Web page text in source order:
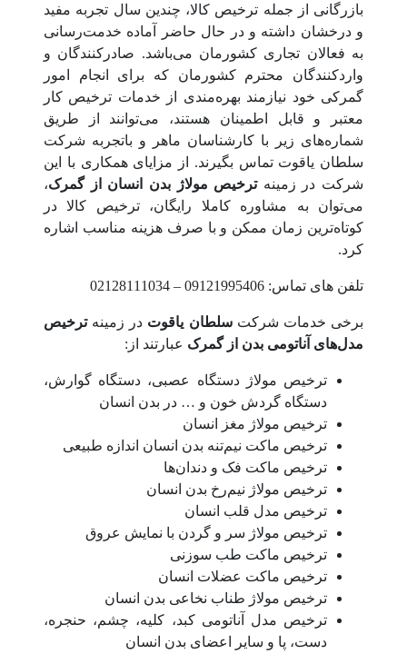
بازرگانی از جمله ترخیص کالا، چندین سال تجربه مفید
و درخشان داشته و در حال حاضر آماده خدمت‌رسانی
به فعالان تجاری کشورمان می‌باشد. صادرکنندگان و
واردکنندگان محترم کشورمان که برای انجام امور
گمرکی خود نیازمند بهره‌مندی از خدمات ترخیص کار
معتبر و قابل اطمینان هستند، می‌توانند از طریق
شماره‌های زیر با کارشناسان ماهر و باتجربه شرکت
سلطان یاقوت تماس بگیرند. از مزایای همکاری با این
شرکت در زمینهترخیص مولاژ بدن انسان از گمرک،
می‌توان به مشاوره کاملا رایگان، ترخیص کالا در
کوتاه‌ترین زمان ممکن و با صرف هزینه مناسب اشاره
کرد.
تلفن های تماس: 09121995406 – 02128111034
برخی خدمات شرکتسلطان یاقوت در زمینهترخیص
مدل‌های آناتومی بدن از گمرک عبارتند از:
ترخیص مولاژ دستگاه عصبی، دستگاه گوارش،
دستگاه گردش خون و … در بدن انسان
ترخیص مولاژ مغز انسان
ترخیص ماکت نیم‌تنه بدن انسان اندازه طبیعی
ترخیص ماکت فک و دندان‌ها
ترخیص مولاژ نیم‌رخ بدن انسان
ترخیص مدل قلب انسان
ترخیص مولاژ سر و گردن با نمایش عروق
ترخیص ماکت طب سوزنی
ترخیص ماکت عضلات انسان
ترخیص مولاژ طناب نخاعی بدن انسان
ترخیص مدل آناتومی کبد، کلیه، چشم، حنجره،
دست، پا و سایر اعضای بدن انسان